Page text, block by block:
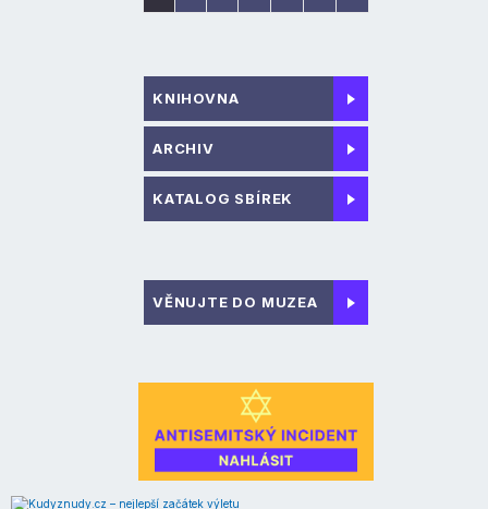
KNIHOVNA
ARCHIV
KATALOG SBÍREK
VĚNUJTE DO MUZEA